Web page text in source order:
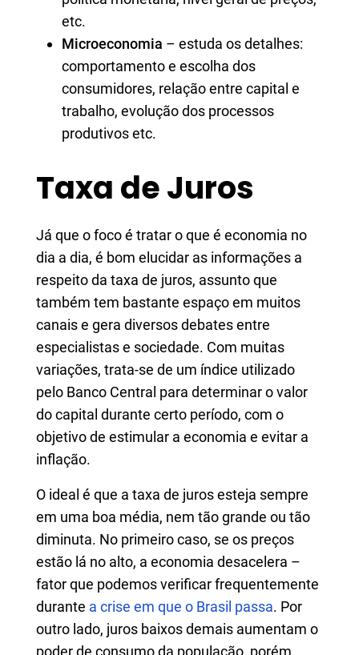
etc.
Microeconomia – estuda os detalhes:
comportamento e escolha dos
consumidores, relação entre capital e
trabalho, evolução dos processos
produtivos etc.
Taxa de Juros
Já que o foco é tratar o que é economia no
dia a dia, é bom elucidar as informações a
respeito da taxa de juros, assunto que
também tem bastante espaço em muitos
canais e gera diversos debates entre
especialistas e sociedade. Com muitas
variações, trata-se de um índice utilizado
pelo Banco Central para determinar o valor
do capital durante certo período, com o
objetivo de estimular a economia e evitar a
inflação.
O ideal é que a taxa de juros esteja sempre
em uma boa média, nem tão grande ou tão
diminuta. No primeiro caso, se os preços
estão lá no alto, a economia desacelera –
fator que podemos verificar frequentemente
durante a crise em que o Brasil passa. Por
outro lado, juros baixos demais aumentam o
poder de consumo da população, porém